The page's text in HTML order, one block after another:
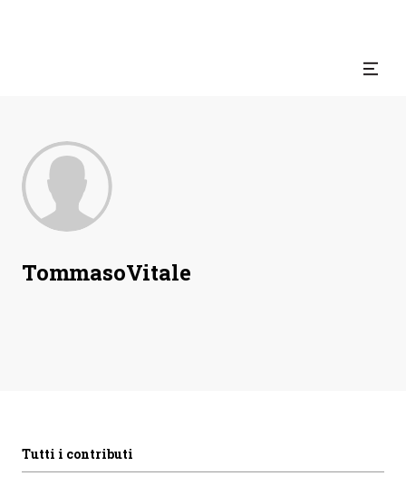
TommasoVitale
Tutti i contributi